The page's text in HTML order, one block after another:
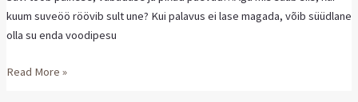
kuum suveöö röövib sult une? Kui palavus ei lase magada, võib süüdlane
olla su enda voodipesu
Read More »